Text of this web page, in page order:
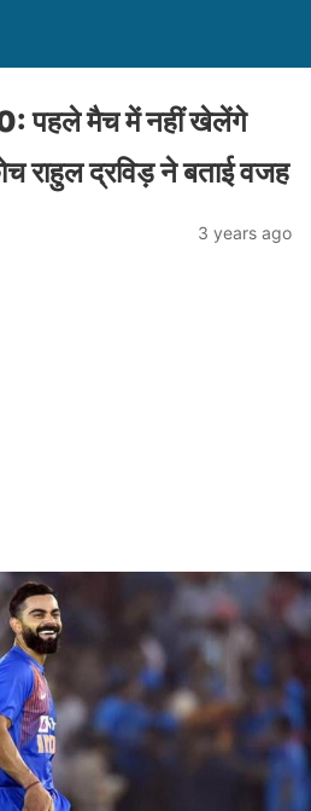
पहले मैच में नहीं खेलेंगे
राहुल द्रविड़ ने बताई वजह
3 years ago